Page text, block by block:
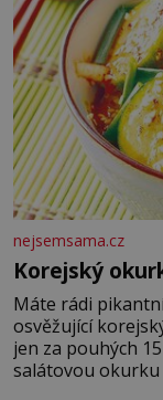
nejsemsama.cz
Korejský
Máte rádi
osvěžující
jen za pouhých
salátovou